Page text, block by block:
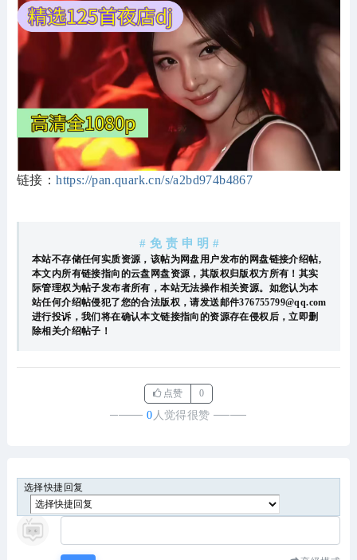
链接：https://pan.quark.cn/s/a2bd974b4867
# 免 责 申 明 #
本站不存储任何实质资源，该帖为网盘用户发布的网盘链接介绍帖,
本文内所有链接指向的云盘网盘资源，其版权归版权方所有！其实
际管理权为帖子发布者所有，本站无法操作相关资源。如您认为本
站任何介绍帖侵犯了您的合法版权，请发送邮件376755799@qq.com
进行投诉，我们将在确认本文链接指向的资源存在侵权后，立即删
除相关介绍帖子！
点赞 0
────0 人觉得很赞 ────
选择快捷回复